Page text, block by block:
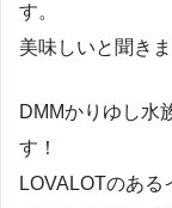
す。
美味しいと聞き
DMMかりゆし水
す！
LOVALOTのある